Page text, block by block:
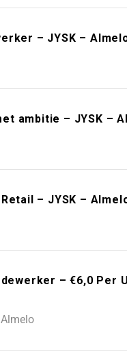
– JYSK –
ambitie – JYSK –
– JYSK –
– €6,0 Per
Almelo